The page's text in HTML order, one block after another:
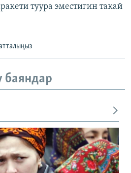
туура эместигин такай
баяндар